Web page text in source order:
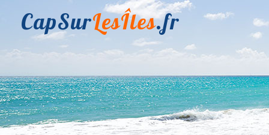
CapSurLesÎles.fr